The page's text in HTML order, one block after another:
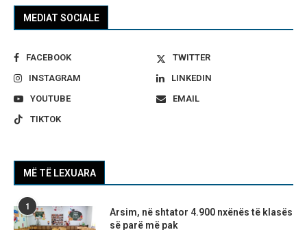
MEDIAT SOCIALE
FACEBOOK
TWITTER
INSTAGRAM
LINKEDIN
YOUTUBE
EMAIL
TIKTOK
MË TË LEXUARA
1
Arsim, në shtator 4.900 nxënës të klasës
së parë më pak